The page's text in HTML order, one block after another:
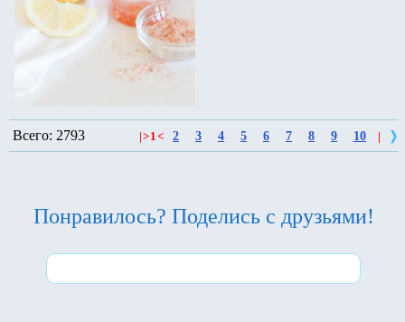
Всего: 2793 >1< 2 3 4 5 6 7 8 9 10
Понравилось? Поделись с друзьями!